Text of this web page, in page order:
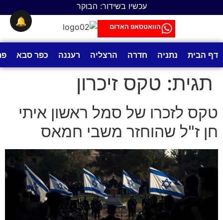
עכשיו בשידור: הבוקר
הוואטסאפ האדום
דף הבית נתניה חדרה הרצליה רעננה כפר סבא
תגית: טקס זיכרון
טקס לזכרו של סמל ראשון איתי
חן ז"ל שהוחזר משבי חמאס
🔔